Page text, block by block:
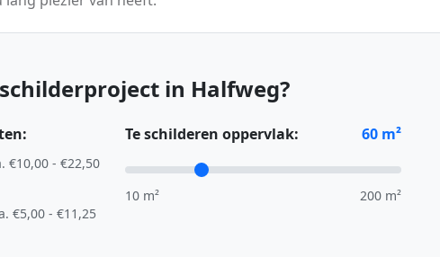
in Halfweg?
€10,00 - €22,50
€5,00 - €11,25
Te schilderen oppervlak: 60 m²
10 m² 200 m²